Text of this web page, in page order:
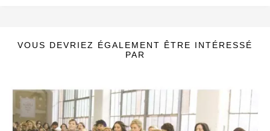
VOUS DEVRIEZ ÉGALEMENT ÊTRE INTÉRESSÉ
PAR